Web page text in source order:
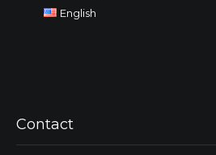
English
Contact